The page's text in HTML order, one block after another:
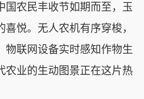
农民丰收节如期而至，玉
悦。无人农机有序穿梭，
物联网设备实时感知作物生
业的生动图景正在这片热